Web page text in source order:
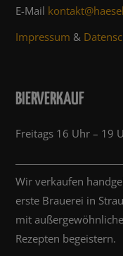
E-Mail
Impressum &
BIERVERKAUF
Freitags 16 Uhr – 19
Wir verkaufen
erste Brauerei in
mit
Rezepten begeistern.